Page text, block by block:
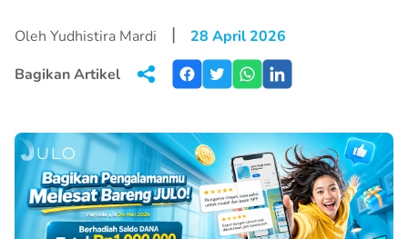
Oleh Yudhistira Mardi |
28 April 2026
Bagikan Artikel